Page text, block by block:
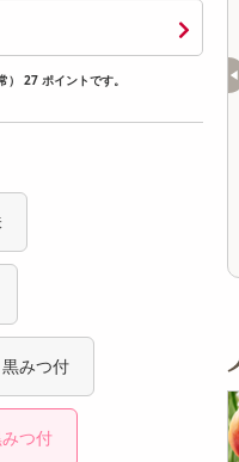
27 ポイントです。
みつ付
つ付
カバー、サイドテーブル付
提供数 89
お試し費用
9,907円